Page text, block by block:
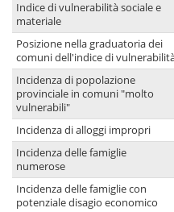
Indice di vulnerabilità sociale e
materiale
Posizione nella graduatoria dei
comuni dell'indice di
Incidenza di popolazione
provinciale in comuni "molto
vulnerabili"
Incidenza di alloggi impropri
Incidenza delle famiglie
numerose
Incidenza delle famiglie con
potenziale disagio economico